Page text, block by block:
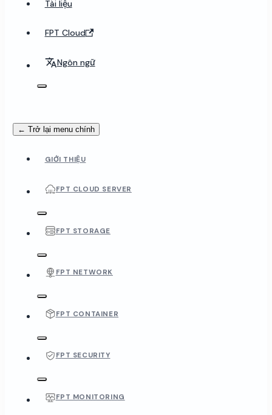
Tài liệu
FPT Cloud
Ngôn ngữ
← Trở lại menu chính
GIỚI THIỆU
FPT CLOUD SERVER
FPT STORAGE
FPT NETWORK
FPT CONTAINER
FPT SECURITY
FPT MONITORING